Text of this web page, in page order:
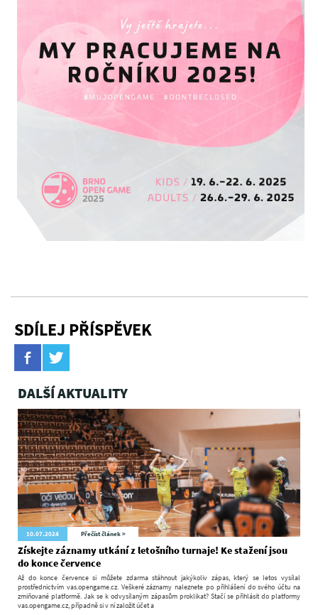
SDÍLEJ PŘÍSPĚVEK
DALŠÍ AKTUALITY
10.07.2024 Přečíst článek >
Získejte záznamy utkání z letošního turnaje! Ke stažení jsou
do konce července
Až do konce července si můžete zdarma stáhnout jakýkoliv zápas, který se letos vysílal
prostřednictvím vas.opengame.cz. Veškeré záznamy naleznete po přihlášení do svého účtu na
zmiňované platformě. Jak se k odvysílaným zápasům proklikat? Stačí se přihlásit do platformy
vas.opengame.cz, případně si v ní založit účet a